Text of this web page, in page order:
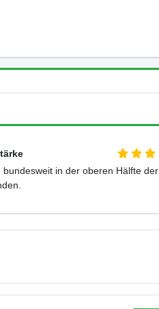
bundesweit in der oberen Hälfte der